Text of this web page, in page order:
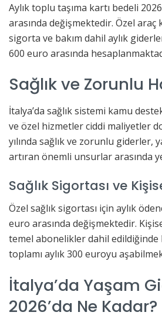
Aylık toplu taşıma kartı bedeli
arasında değişmektedir. Özel araç
sigorta ve bakım dahil aylık
600 euro arasında
Sağlık ve Zorunlu
İtalya’da sağlık sistemi kamu
ve özel hizmetler ciddi maliyetler
yılında sağlık ve zorunlu giderler,
artıran önemli unsurlar arasında
Sağlık Sigortası ve
Özel sağlık sigortası için aylık
euro arasında değişmektedir.
temel abonelikler dahil
toplamı aylık 300 euroyu
İtalya’da Yaşam
2026’da Ne Kadar?